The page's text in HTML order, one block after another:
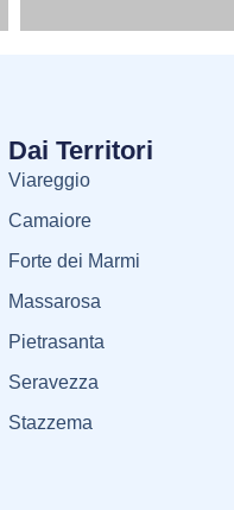
Dai Territori
Viareggio
Camaiore
Forte dei Marmi
Massarosa
Pietrasanta
Seravezza
Stazzema